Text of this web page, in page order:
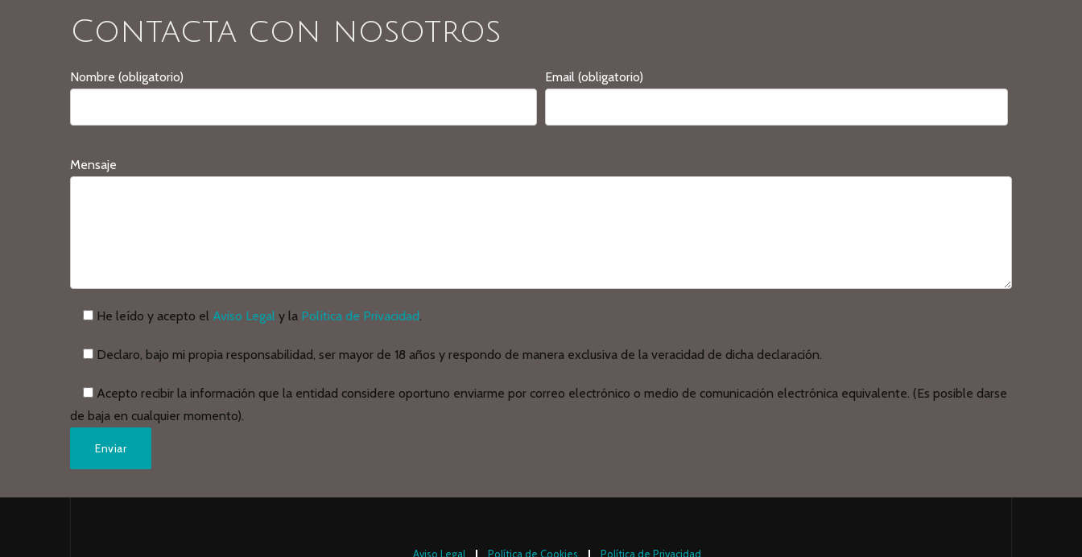
Contacta con nosotros
Nombre (obligatorio) Email (obligatorio)
Mensaje
He leído y acepto el Aviso Legal y la Política de Privacidad.
Declaro, bajo mi propia responsabilidad, ser mayor de 18 años y respondo de manera exclusiva de la veracidad de dicha declaración.
Acepto recibir la información que la entidad considere oportuno enviarme por correo electrónico o medio de comunicación electrónica equivalente. (Es posible darse
de baja en cualquier momento).
Aviso Legal Política de Cookies Política de Privacidad